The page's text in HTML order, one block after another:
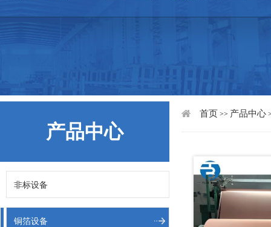
产品中心
非标设备
铜箔设备
首页 >> 产品中心